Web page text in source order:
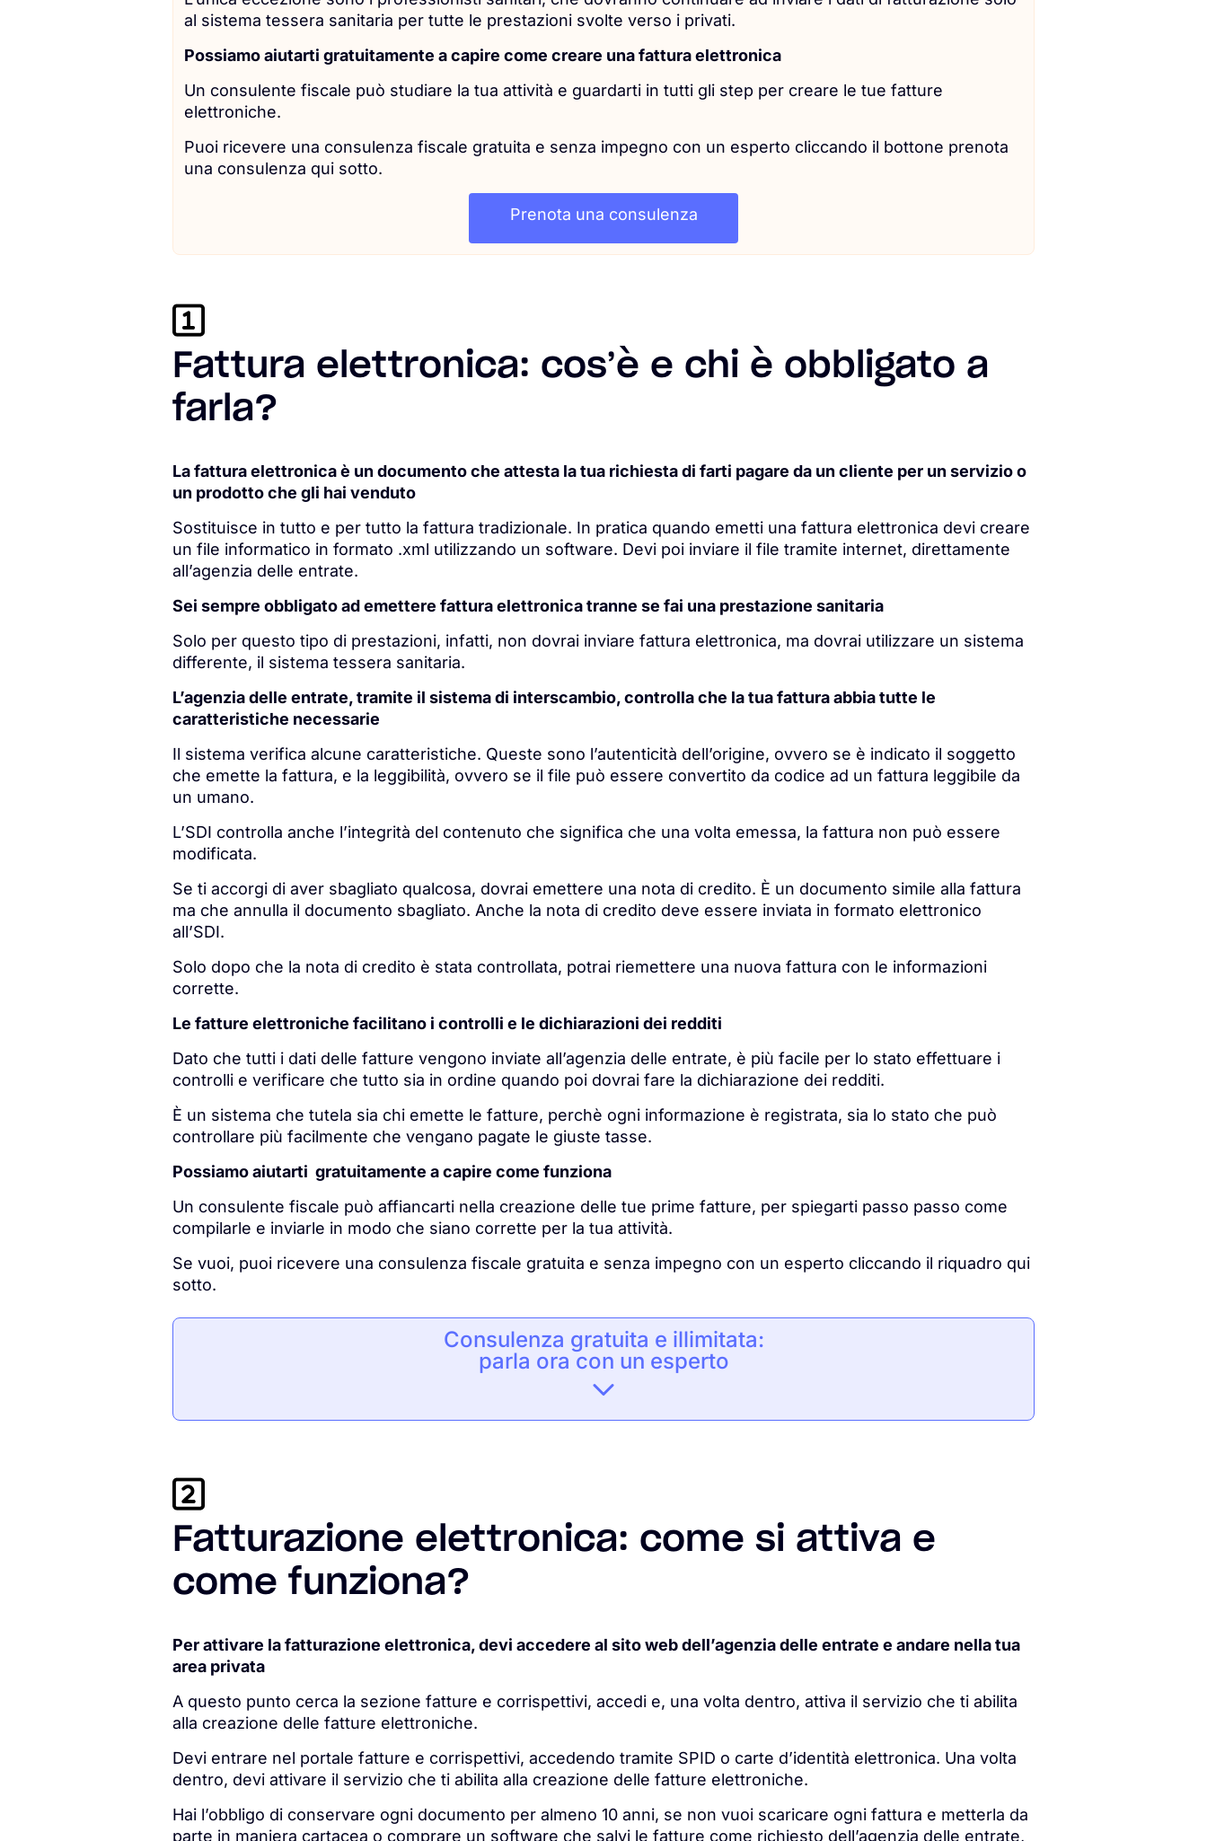
al sistema tessera sanitaria per tutte le prestazioni svolte verso i privati.
Possiamo aiutarti gratuitamente a capire come creare una fattura elettronica
Un consulente fiscale può studiare la tua attività e guardarti in tutti gli step per creare le tue fatture
elettroniche.
Puoi ricevere una consulenza fiscale gratuita e senza impegno con un esperto cliccando il bottone prenota
una consulenza qui sotto.
Prenota una consulenza
Fattura elettronica: cos’è e chi è obbligato a
farla?
La fattura elettronica è un documento che attesta la tua richiesta di farti pagare da un cliente per un servizio o
un prodotto che gli hai venduto
Sostituisce in tutto e per tutto la fattura tradizionale. In pratica quando emetti una fattura elettronica devi creare
un file informatico in formato .xml utilizzando un software. Devi poi inviare il file tramite internet, direttamente
all’agenzia delle entrate.
Sei sempre obbligato ad emettere fattura elettronica tranne se fai una prestazione sanitaria
Solo per questo tipo di prestazioni, infatti, non dovrai inviare fattura elettronica, ma dovrai utilizzare un sistema
differente, il sistema tessera sanitaria.
L’agenzia delle entrate, tramite il sistema di interscambio, controlla che la tua fattura abbia tutte le
caratteristiche necessarie
Il sistema verifica alcune caratteristiche. Queste sono l’autenticità dell’origine, ovvero se è indicato il soggetto
che emette la fattura, e la leggibilità, ovvero se il file può essere convertito da codice ad un fattura leggibile da
un umano.
L’SDI controlla anche l’integrità del contenuto che significa che una volta emessa, la fattura non può essere
modificata.
Se ti accorgi di aver sbagliato qualcosa, dovrai emettere una nota di credito. È un documento simile alla fattura
ma che annulla il documento sbagliato. Anche la nota di credito deve essere inviata in formato elettronico
all’SDI.
Solo dopo che la nota di credito è stata controllata, potrai riemettere una nuova fattura con le informazioni
corrette.
Le fatture elettroniche facilitano i controlli e le dichiarazioni dei redditi
Dato che tutti i dati delle fatture vengono inviate all’agenzia delle entrate, è più facile per lo stato effettuare i
controlli e verificare che tutto sia in ordine quando poi dovrai fare la dichiarazione dei redditi.
È un sistema che tutela sia chi emette le fatture, perchè ogni informazione è registrata, sia lo stato che può
controllare più facilmente che vengano pagate le giuste tasse.
Possiamo aiutarti gratuitamente a capire come funziona
Un consulente fiscale può affiancarti nella creazione delle tue prime fatture, per spiegarti passo passo come
compilarle e inviarle in modo che siano corrette per la tua attività.
Se vuoi, puoi ricevere una consulenza fiscale gratuita e senza impegno con un esperto cliccando il riquadro qui
sotto.
Consulenza gratuita e illimitata:
parla ora con un esperto
Fatturazione elettronica: come si attiva e
come funziona?
Per attivare la fatturazione elettronica, devi accedere al sito web dell’agenzia delle entrate e andare nella tua
area privata
A questo punto cerca la sezione fatture e corrispettivi, accedi e, una volta dentro, attiva il servizio che ti abilita
alla creazione delle fatture elettroniche.
Devi entrare nel portale fatture e corrispettivi, accedendo tramite SPID o carte d’identità elettronica. Una volta
dentro, devi attivare il servizio che ti abilita alla creazione delle fatture elettroniche.
Hai l’obbligo di conservare ogni documento per almeno 10 anni, se non vuoi scaricare ogni fattura e metterla da
parte in maniera cartacea o comprare un software che salvi le fatture come richiesto dell’agenzia delle entrate,